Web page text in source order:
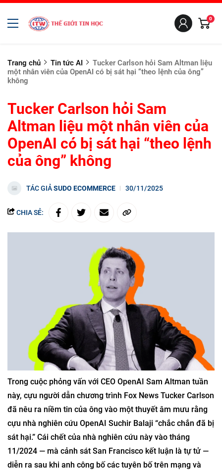
0
Trang chủ Tin tức AI
Tucker Carlson hỏi Sam Altman liệu
một nhân viên của OpenAI có bị sát hại “theo lệnh của ông”
không
Tucker Carlson hỏi Sam
Altman liệu một nhân viên của
OpenAI có bị sát hại “theo lệnh
của ông” không
TÁC GIẢSUDO ECOMMERCE 30/11/2025
CHIA SẺ:
Trong cuộc phỏng vấn với CEO OpenAI Sam Altman tuần
này, cựu người dẫn chương trình Fox News Tucker Carlson
đã nêu ra niềm tin của ông vào một thuyết âm mưu rằng
cựu nhà nghiên cứu OpenAI Suchir Balaji “chắc chắn đã bị
sát hại.” Cái chết của nhà nghiên cứu này vào tháng
11/2024 — mà cảnh sát San Francisco kết luận là tự tử —
diễn ra sau khi anh công bố các tuyên bố trên mạng và